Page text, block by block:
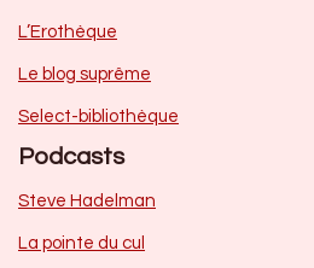
L’Erothèque
Le blog suprême
Select-bibliothèque
Podcasts
Steve Hadelman
La pointe du cul